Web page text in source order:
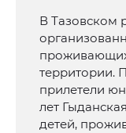
В Тазовском
территории.
прилетели
лет
детей,